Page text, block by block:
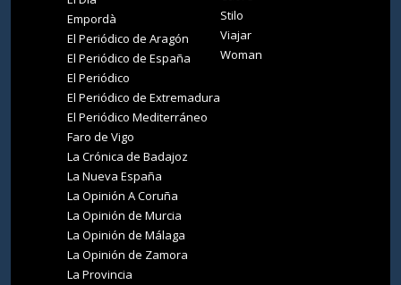
Empordà
El Periódico de Aragón
El Periódico de España
El Periódico
El Periódico de Extremadura
El Periódico Mediterráneo
Faro de Vigo
La Crónica de Badajoz
La Nueva España
La Opinión A Coruña
La Opinión de Murcia
La Opinión de Málaga
La Opinión de Zamora
La Provincia
Stilo
Viajar
Woman